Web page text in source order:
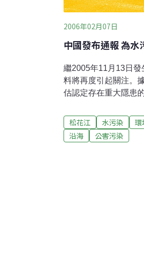
2006年02月07日
中國發布通報 為水
繼2005年11月13日
料將再度引起關注。
估認定存在重大隱患
松花江 水污染 環
沿海
公害污染